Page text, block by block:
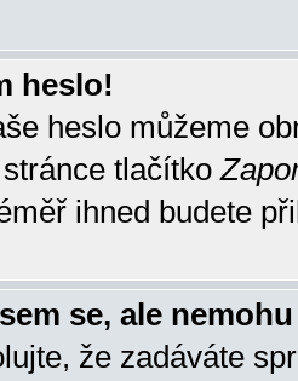
heslo!
heslo můžeme
tlačítko
ihned budete
se, ale
že zadáváte